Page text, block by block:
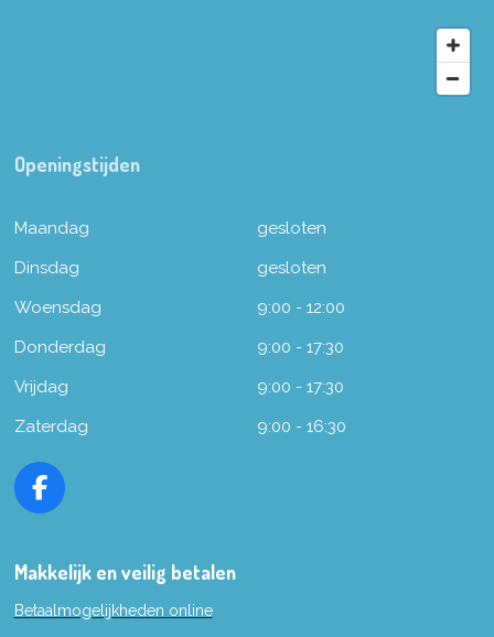
Openingstijden
Maandag
gesloten
Dinsdag
gesloten
Woensdag
9:00 - 12:00
Donderdag
9:00 - 17:30
Vrijdag
9:00 - 17:30
Zaterdag
9:00 - 16:30
F
e
o
Makkelijk en veilig betalen
Betaalmogelijkheden online